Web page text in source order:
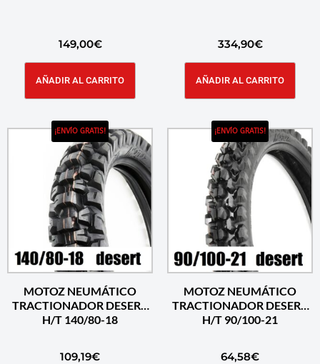
149,00€
AÑADIR AL CARRITO
334,90€
AÑADIR AL CARRITO
¡ENVÍO GRATIS!
MOTOZ NEUMÁTICO
TRACTIONADOR DESERT
H/T 140/80-18
109,19€
¡ENVÍO GRATIS!
MOTOZ NEUMÁTICO
TRACTIONADOR DESERT
H/T 90/100-21
64,58€